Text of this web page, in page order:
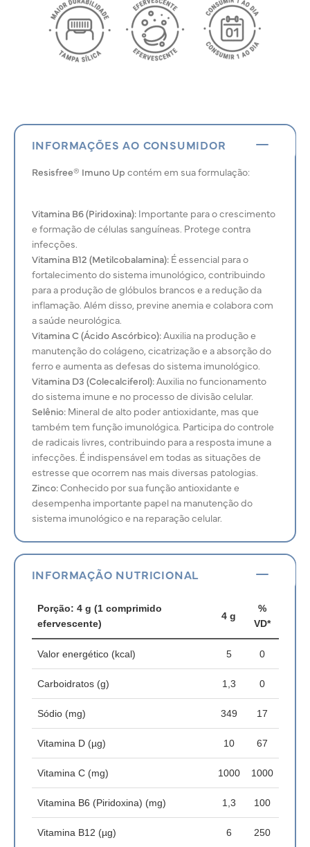
INFORMAÇÕES AO CONSUMIDOR
Resisfree® Imuno Up contém em sua formulação:
Vitamina B6 (Piridoxina):Importante para o crescimento
e formação de células sanguíneas. Protege contra
infecções.
Vitamina B12 (Metilcobalamina):É essencial para o
fortalecimento do sistema imunológico, contribuindo
para a produção de glóbulos brancos e a redução da
inflamação. Além disso, previne anemia e colabora com
a saúde neurológica.
Vitamina C (Ácido Ascórbico):Auxilia na produção e
manutenção docolágeno, cicatrização e a absorção do
ferro e aumenta as defesas do sistema imunológico.
Vitamina D3 (Colecalciferol):Auxilia no funcionamento
do sistema imune e no processo de divisão celular.
Selênio:Mineral de alto poder antioxidante, mas que
também tem função imunológica. Participa do controle
de radicais livres, contribuindo para a resposta imune a
infecções. É indispensável em todas as situações de
estresse que ocorrem nas mais diversas patologias.
Zinco:Conhecido por sua função antioxidante e
desempenha importante papel na manutenção do
sistema imunológico e na reparação celular.
INFORMAÇÃO NUTRICIONAL
Porção: 4 g (1 comprimido
efervescente)
4 g
%
VD*
Valor energético (kcal) 5 0
Carboidratos (g) 1,3 0
Sódio (mg) 349 17
Vitamina D (µg) 10 67
Vitamina C (mg) 1000 1000
Vitamina B6 (Piridoxina) (mg) 1,3 100
Vitamina B12 (µg) 6 250